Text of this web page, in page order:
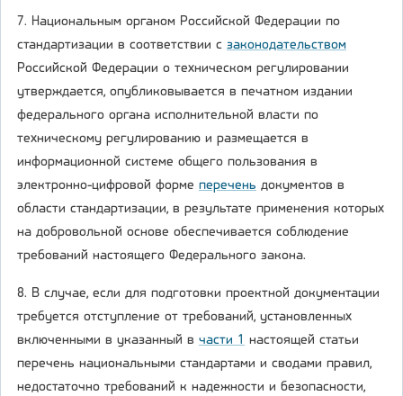
7. Национальным органом Российской Федерации по
стандартизации в соответствии с законодательством
Российской Федерации о техническом регулировании
утверждается, опубликовывается в печатном издании
федерального органа исполнительной власти по
техническому регулированию и размещается в
информационной системе общего пользования в
электронно-цифровой форме перечень документов в
области стандартизации, в результате применения которых
на добровольной основе обеспечивается соблюдение
требований настоящего Федерального закона.
8. В случае, если для подготовки проектной документации
требуется отступление от требований, установленных
включенными в указанный в части 1 настоящей статьи
перечень национальными стандартами и сводами правил,
недостаточно требований к надежности и безопасности,